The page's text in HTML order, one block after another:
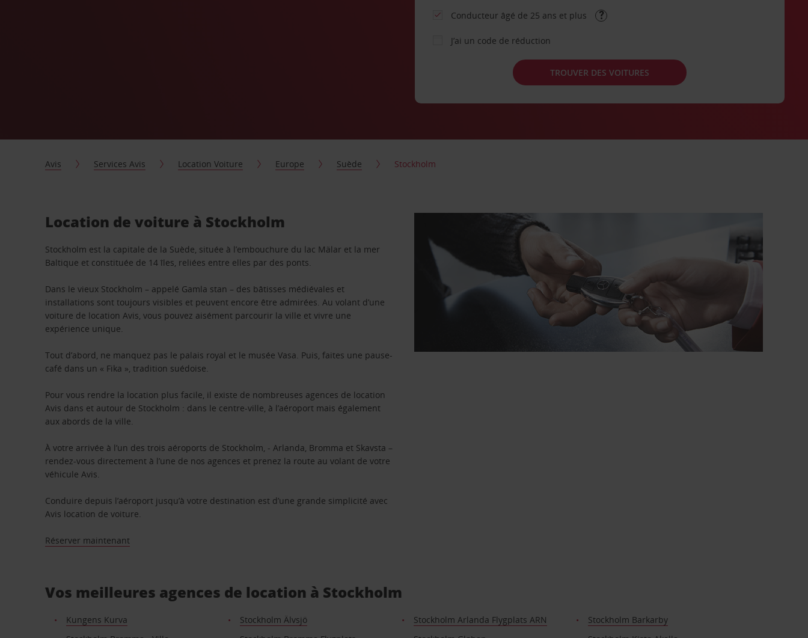
Conducteur âgé de 25 ans et plus
J’ai un code de réduction
TROUVER DES VOITURES
Avis Services Avis Location Voiture Europe Suède Stockholm
Location de voiture à Stockholm
Stockholm est la capitale de la Suède, située à l’embouchure du lac Mälar et la mer
Baltique et constituée de 14 îles, reliées entre elles par des ponts.
Dans le vieux Stockholm – appelé Gamla stan – des bâtisses médiévales et
installations sont toujours visibles et peuvent encore être admirées. Au volant d’une
voiture de location Avis, vous pouvez aisément parcourir la ville et vivre une
expérience unique.
Tout d’abord, ne manquez pas le palais royal et le musée Vasa. Puis, faites une pause-
café dans un « Fika », tradition suédoise.
Pour vous rendre la location plus facile, il existe de nombreuses agences de location
Avis dans et autour de Stockholm : dans le centre-ville, à l’aéroport mais également
aux abords de la ville.
À votre arrivée à l’un des trois aéroports de Stockholm, - Arlanda, Bromma et Skavsta –
rendez-vous directement à l’une de nos agences et prenez la route au volant de votre
véhicule Avis.
Conduire depuis l’aéroport jusqu’à votre destination est d’une grande simplicité avec
Avis location de voiture.
Réserver maintenant
Vos meilleures agences de location à Stockholm
Kungens Kurva Stockholm Älvsjö Stockholm Arlanda Flygplats ARN
Stockholm Barkarby